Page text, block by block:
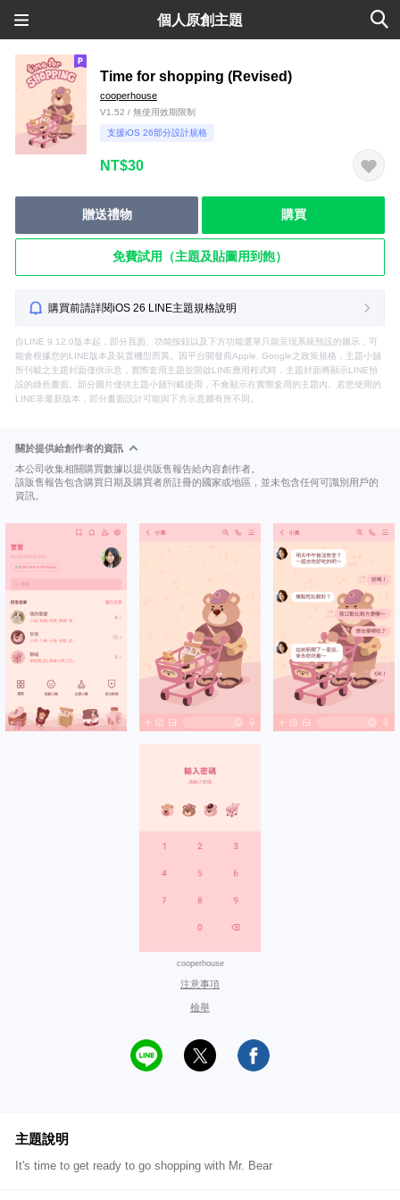
個人原創主題
Time for shopping (Revised)
cooperhouse
V1.52 / 無使用效期限制
支援iOS 26部分設計規格
NT$30
贈送禮物 購買
免費試用（主題及貼圖用到飽）
購買前請詳閱iOS 26 LINE主題規格說明
自LINE 9.12.0版本起，部分頁面、功能按鈕以及下方功能選單只能呈現系統預設的圖示，可
能會根據您的LINE版本及裝置機型而異。因平台開發商Apple, Google之政策規格，主題小舖
所刊載之主題封面僅供示意，實際套用主題並開啟LINE應用程式時，主題封面將顯示LINE預
設的綠色畫面。部分圖片僅供主題小舖刊載使用，不會顯示在實際套用的主題內。若您使用的
LINE非最新版本，部分畫面設計可能與下方示意圖有所不同。
關於提供給創作者的資訊
本公司收集相關購買數據以提供販售報告給內容創作者。
該販售報告包含購買日期及購買者所註冊的國家或地區，並未包含任何可識別用戶的
資訊。
cooperhouse
注意事項
檢舉
主題說明
It's time to get ready to go shopping with Mr. Bear